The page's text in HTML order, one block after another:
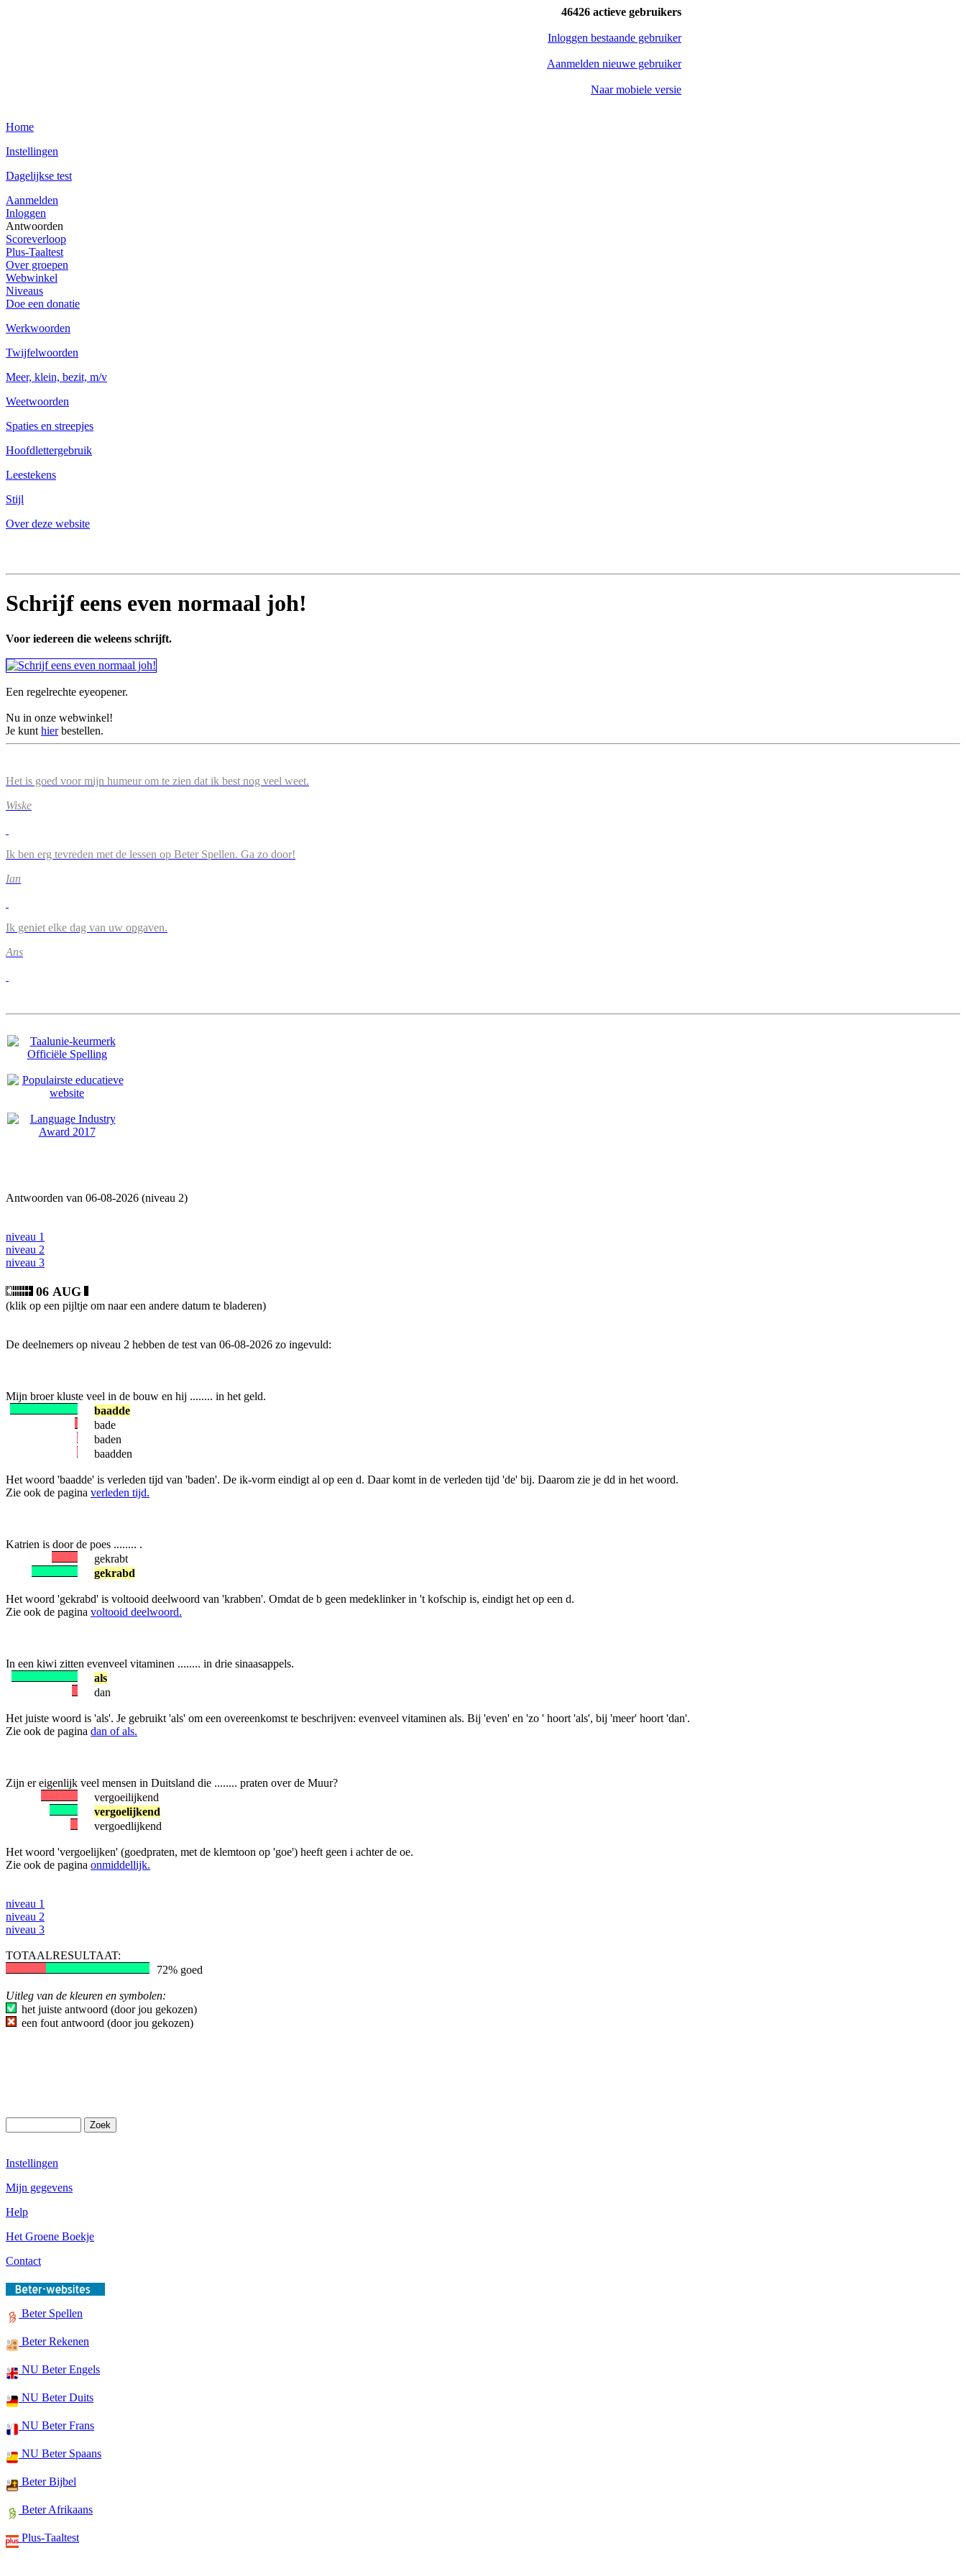
46426 actieve gebruikers
Inloggen bestaande gebruiker
Aanmelden nieuwe gebruiker
Naar mobiele versie
Home
Instellingen
Dagelijkse test
Aanmelden
Inloggen
Antwoorden
Scoreverloop
Plus-Taaltest
Over groepen
Webwinkel
Niveaus
Doe een donatie
Werkwoorden
Twijfelwoorden
Meer, klein, bezit, m/v
Weetwoorden
Spaties en streepjes
Hoofdlettergebruik
Leestekens
Stijl
Over deze website
Schrijf eens even normaal joh!
Voor iedereen die weleens schrijft.
Een regelrechte eyeopener.
Nu in onze webwinkel!
Je kunt hierbestellen.
Het is goed voor mijn humeur om te zien dat ik best nog veel weet.
Wiske
Ik ben erg tevreden met de lessen op Beter Spellen. Ga zo door!
Ian
Ik geniet elke dag van uw opgaven.
Ans
Antwoorden van 06-08-2026 (niveau 2)
niveau 1
niveau 2
niveau 3
06 AUG
(klik op een pijltje om naar een andere datum te bladeren)
De deelnemers op niveau 2 hebben de test van 06-08-2026 zo ingevuld:
Mijn broer kluste veel in de bouw en hij ........ in het geld.
baadde
bade
baden
baadden
Het woord 'baadde' is verleden tijd van 'baden'. De ik-vorm eindigt al op een d. Daar komt in de verleden tijd 'de' bij. Daarom zie je dd in het woord.
Zie ook de pagina verleden tijd.
Katrien is door de poes ........ .
gekrabt
gekrabd
Het woord 'gekrabd' is voltooid deelwoord van 'krabben'. Omdat de b geen medeklinker in 't kofschip is, eindigt het op een d.
Zie ook de pagina voltooid deelwoord.
In een kiwi zitten evenveel vitaminen ........ in drie sinaasappels.
als
dan
Het juiste woord is 'als'. Je gebruikt 'als' om een overeenkomst te beschrijven: evenveel vitaminen als. Bij 'even' en 'zo ' hoort 'als', bij 'meer' hoort 'dan'.
Zie ook de pagina dan of als.
Zijn er eigenlijk veel mensen in Duitsland die ........ praten over de Muur?
vergoeilijkend
vergoelijkend
vergoedlijkend
Het woord 'vergoelijken' (goedpraten, met de klemtoon op 'goe') heeft geen i achter de oe.
Zie ook de pagina onmiddellijk.
niveau 1
niveau 2
niveau 3
TOTAALRESULTAAT:
72% goed
Uitleg van de kleuren en symbolen:
het juiste antwoord (door jou gekozen)
een fout antwoord (door jou gekozen)
Instellingen
Mijn gegevens
Help
Het Groene Boekje
Contact
Beter Spellen
Beter Rekenen
NU Beter Engels
NU Beter Duits
NU Beter Frans
NU Beter Spaans
Beter Bijbel
Beter Afrikaans
Plus-Taaltest